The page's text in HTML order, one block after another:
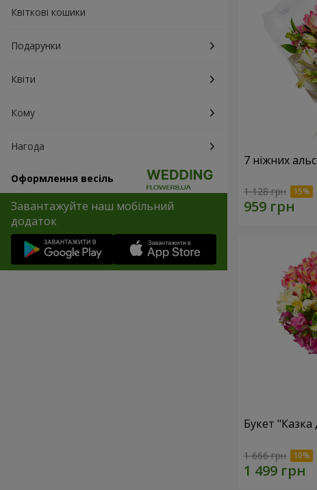
Квіткові кошики
Подарунки
Квіти
Кому
Нагода
Оформлення весіль
Завантажуйте наш мобільний
додаток
7 ніжних
1 128 грн
Букет "Казка
1 666 грн